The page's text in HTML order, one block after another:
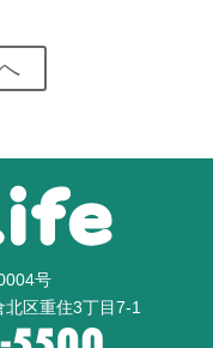
号
区重住3丁目7-1